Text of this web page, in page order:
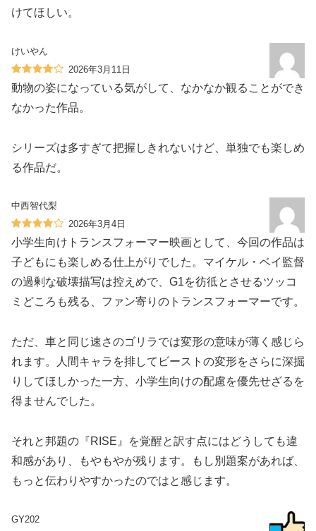
けてほしい。
けいやん
2026年3月11日
動物の姿になっている気がして、なかなか観ることができ
なかった作品。
シリーズは多すぎて把握しきれないけど、単独でも楽しめ
る作品だ。
中西智代梨
2026年3月4日
小学生向けトランスフォーマー映画として、今回の作品は
子どもにも楽しめる仕上がりでした。マイケル・ベイ監督
の過剰な破壊描写は控えめで、G1を彷彽とさせるツッコ
ミどころも残る、ファン寄りのトランスフォーマーです。
ただ、車と同じ速さのゴリラでは変形の意味が薄く感じら
れます。人間キャラを排してビーストの変形をさらに深掘
りしてほしかった一方、小学生向けの配慮を優先せざるを
得ませんでした。
それと邦題の『RISE』を覚醒と訳す点にはどうしても違
和感があり、もやもやが残ります。もし別題案があれば、
もっと伝わりやすかったのではと感じます。
GY202